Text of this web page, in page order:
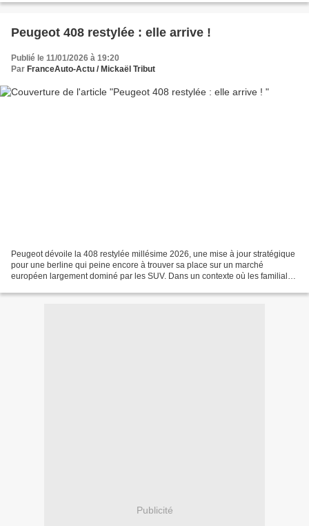
Peugeot 408 restylée : elle arrive !
Publié le 11/01/2026 à 19:20
Par FranceAuto-Actu / Mickaël Tribut
Peugeot dévoile la 408 restylée millésime 2026, une mise à jour stratégique
pour une berline qui peine encore à trouver sa place sur un marché
européen largement dominé par les SUV. Dans un contexte où les familiales
Publicité